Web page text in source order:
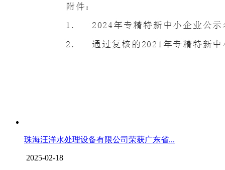
珠海汪洋水处理设备有限公司荣获广东省...
2025-02-18